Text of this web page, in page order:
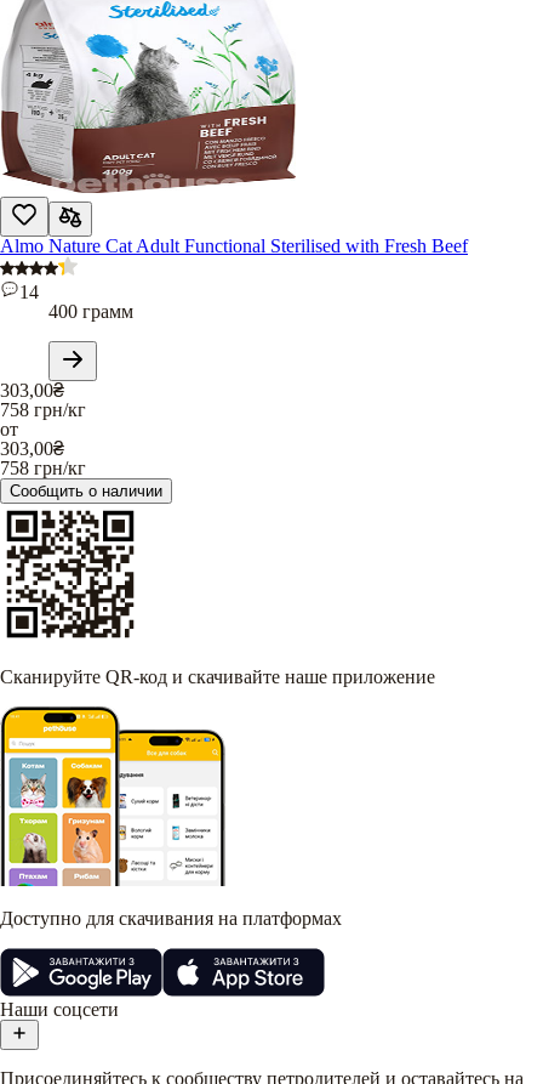
Almo Nature Cat Adult Functional Sterilised with Fresh Beef
14
400 грамм
303,00₴
758 грн/кг
от
303,00₴
758 грн/кг
Сообщить о наличии
Сканируйте QR-код и скачивайте наше приложение
Доступно для скачивания на платформах
Наши соцсети
Присоединяйтесь к сообществу петродителей и оставайтесь на